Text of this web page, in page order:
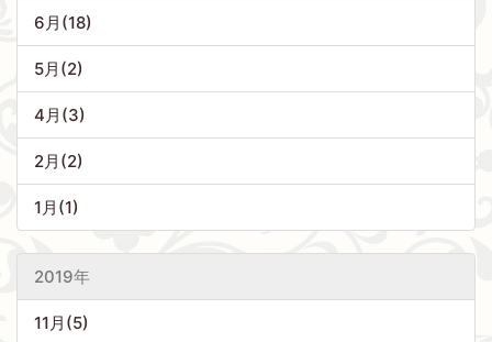
6月(18)
5月(2)
4月(3)
2月(2)
1月(1)
2019年
11月(5)